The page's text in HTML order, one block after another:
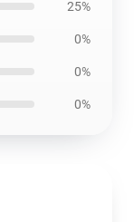
25%
0%
0%
0%